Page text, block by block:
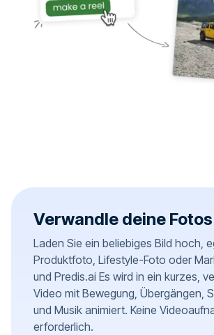
Verwandle deine
Laden Sie ein beliebiges Bild hoch,
Produktfoto, Lifestyle-Foto oder
und Predis.ai Es wird in ein kurzes,
Video mit Bewegung, Übergängen,
und Musik animiert. Keine
erforderlich.